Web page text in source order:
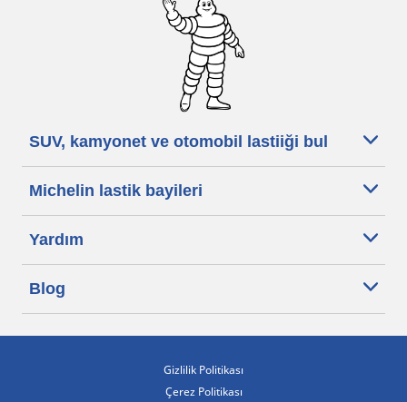
SUV, kamyonet ve otomobil lastiiği bul
Michelin lastik bayileri
Yardım
Blog
Gizlilik Politikası
Çerez Politikası